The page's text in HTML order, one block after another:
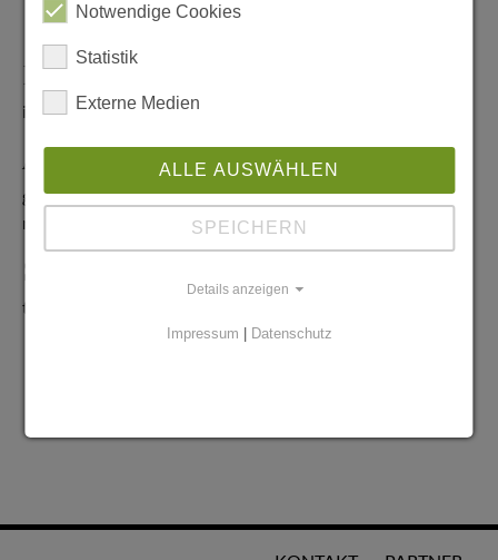
Redaktionelle Anfragen
info@stadtglanz.de
Anzeigen-Service
graen@mediaworldgmbh.deoder
meyer@mediaworldgmbh.de
tipps@stadtglanz.de
Notwendige Cookies
Statistik
Externe Medien
ALLE AUSWÄHLEN
SPEICHERN
Details anzeigen
Impressum | Datenschutz